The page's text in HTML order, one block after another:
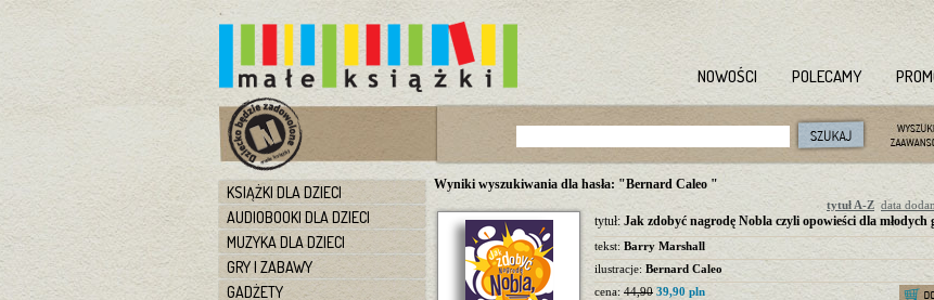
NOWOŚCI POLECAMY
KSIĄŻKI DLA DZIECI
AUDIOBOOKI DLA DZIECI
MUZYKA DLA DZIECI
GRY I ZABAWY
GADŻETY
Wyniki wyszukiwania dla hasła: "Bernard Caleo "
tytuł A-Z data
tytuł: Jak zdobyć nagrodę Nobla czyli opowieści dla młodych
tekst: Barry Marshall
ilustracje: Bernard Caleo
cena: 44,90 39,90 pln